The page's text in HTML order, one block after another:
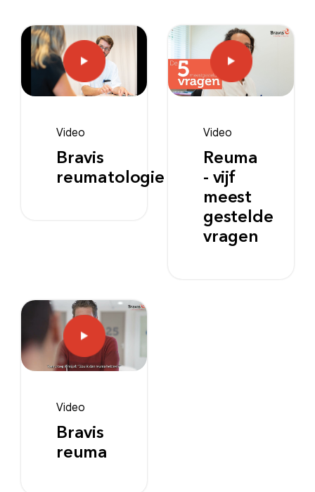
Video
Bravis
reumatologie
Video
Reuma
- vijf
meest
gestelde
vragen
Video
Bravis
reuma